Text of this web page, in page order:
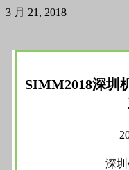
3 月 21, 2018
SIMM2018深圳
深